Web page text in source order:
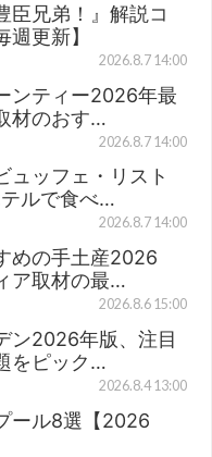
臣兄弟！』解説コ
週更新】
2026.8.7 14:00
ンティー2026年最
材のおす…
2026.8.7 14:00
ュッフェ・リスト
ルで食べ…
2026.8.7 14:00
めの手土産2026
ア取材の最…
2026.8.6 15:00
ン2026年版、注目
をピック…
2026.8.4 13:00
ール8選【2026